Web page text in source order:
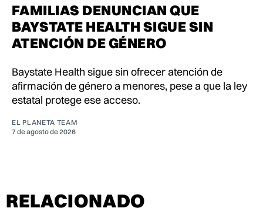
FAMILIAS DENUNCIAN QUE
BAYSTATE HEALTH SIGUE SIN
ATENCIÓN DE GÉNERO
Baystate Health sigue sin ofrecer atención de
afirmación de género a menores, pese a que la ley
estatal protege ese acceso.
EL PLANETA TEAM
7 de agosto de 2026
RELACIONADO